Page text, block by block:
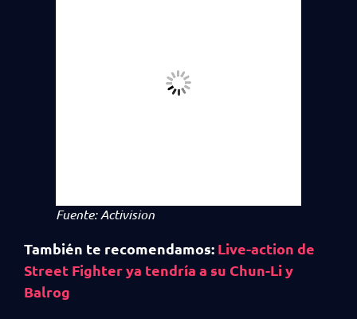
Fuente: Activision
También te recomendamos: Live-action de
Street Fighter ya tendría a su Chun-Li y
Balrog